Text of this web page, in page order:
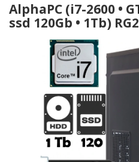
AlphaPC (i7-2600 •
ssd 120Gb • 1Tb)